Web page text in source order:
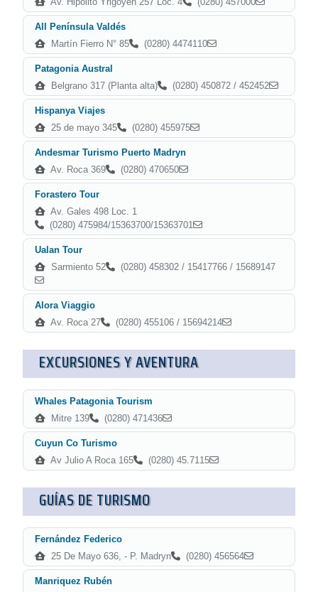
All Península Valdés
Martín Fierro N° 85
(0280) 4474110
Patagonia Austral
Belgrano 317 (Planta alta)
(0280) 450872 / 452452
Hispanya Viajes
25 de mayo 345
(0280) 455975
Andesmar Turismo Puerto Madryn
Av. Roca 369
(0280) 470650
Forastero Tour
Av. Gales 498 Loc. 1
(0280) 475984/15363700/15363701
Ualan Tour
Sarmiento 52
(0280) 458302 / 15417766 / 15689147
Alora Viaggio
Av. Roca 27
(0280) 455106 / 15694214
EXCURSIONES Y AVENTURA
Whales Patagonia Tourism
Mitre 139
(0280) 471436
Cuyun Co Turismo
Av Julio A Roca 165
(0280) 45.7115
GUÍAS DE TURISMO
Fernández Federico
25 De Mayo 636, - P. Madryn
(0280) 456564
Manriquez Rubén